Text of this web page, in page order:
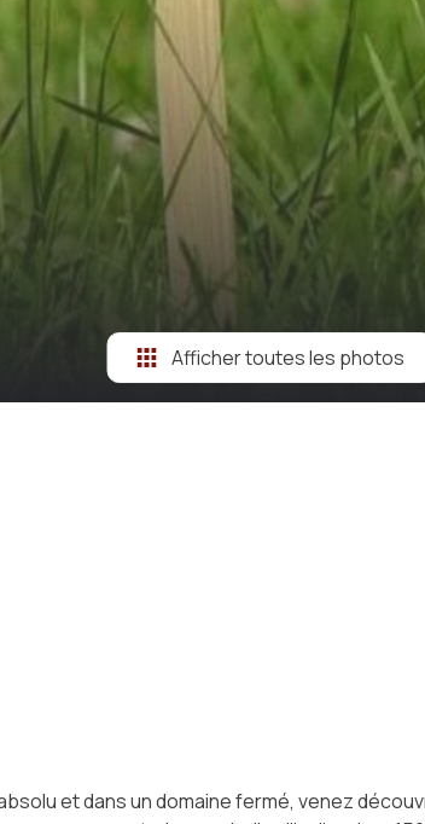
Afficher toutes les photos
et dans un domaine fermé, venez